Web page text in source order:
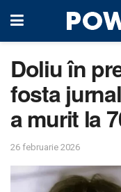
Doliu în
fosta
a murit la
26 februarie 2026